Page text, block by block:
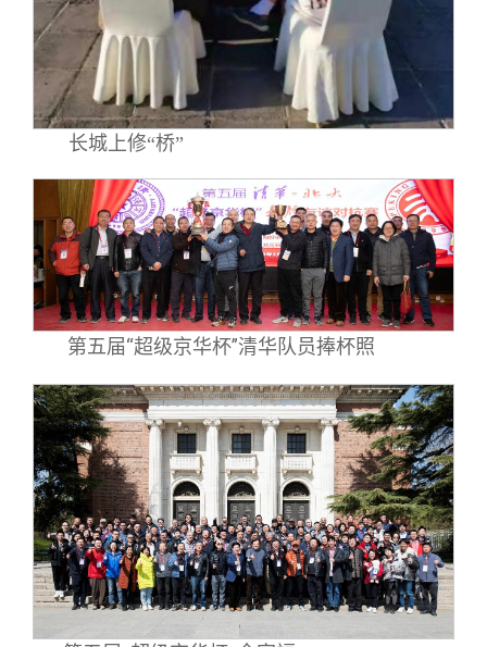
长城上修“桥”
第五届“超级京华杯”清华队员捧杯照